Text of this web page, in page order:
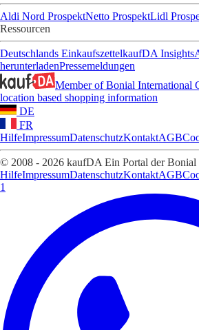
Aldi Nord ProspektNetto ProspektLidl
Ressourcen
Deutschlands EinkaufszettelkaufDA Insights
herunterladenPressemeldungen
Member of Bonial International
location based shopping information
DE
FR
HilfeImpressumDatenschutzKontaktAGB
© 2008 - 2026 kaufDA Ein Portal der Bonial
HilfeImpressumDatenschutzKontaktAGB
1